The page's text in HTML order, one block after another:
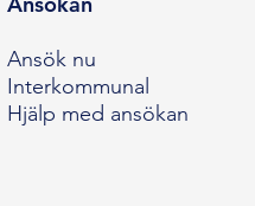
Ansök nu
Interkommunal
Hjälp med ansökan